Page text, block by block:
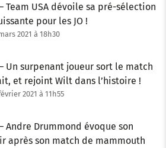
Team USA dévoile sa pré-sélection
pour les JO !
2021 à 18h30
Un surpenant joueur sort le match
et rejoint Wilt dans l’histoire !
2021 à 11h55
Andre Drummond évoque son
après son match de mammouth